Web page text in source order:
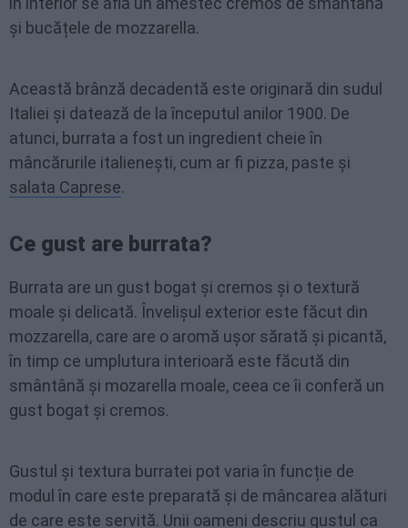
și bucățele de mozzarella.
Această brânză decadentă este originară din sudul
Italiei și datează de la începutul anilor 1900. De
atunci, burrata a fost un ingredient cheie în
mâncărurile italienești, cum ar fi pizza, paste și
salata Caprese.
Ce gust are burrata?
Burrata are un gust bogat și cremos și o textură
moale și delicată. Învelișul exterior este făcut din
mozzarella, care are o aromă ușor sărată și picantă,
în timp ce umplutura interioară este făcută din
smântână și mozarella moale, ceea ce îi conferă un
gust bogat și cremos.
Gustul și textura burratei pot varia în funcție de
modul în care este preparată și de mâncarea alături
de care este servită. Unii oameni descriu gustul ca